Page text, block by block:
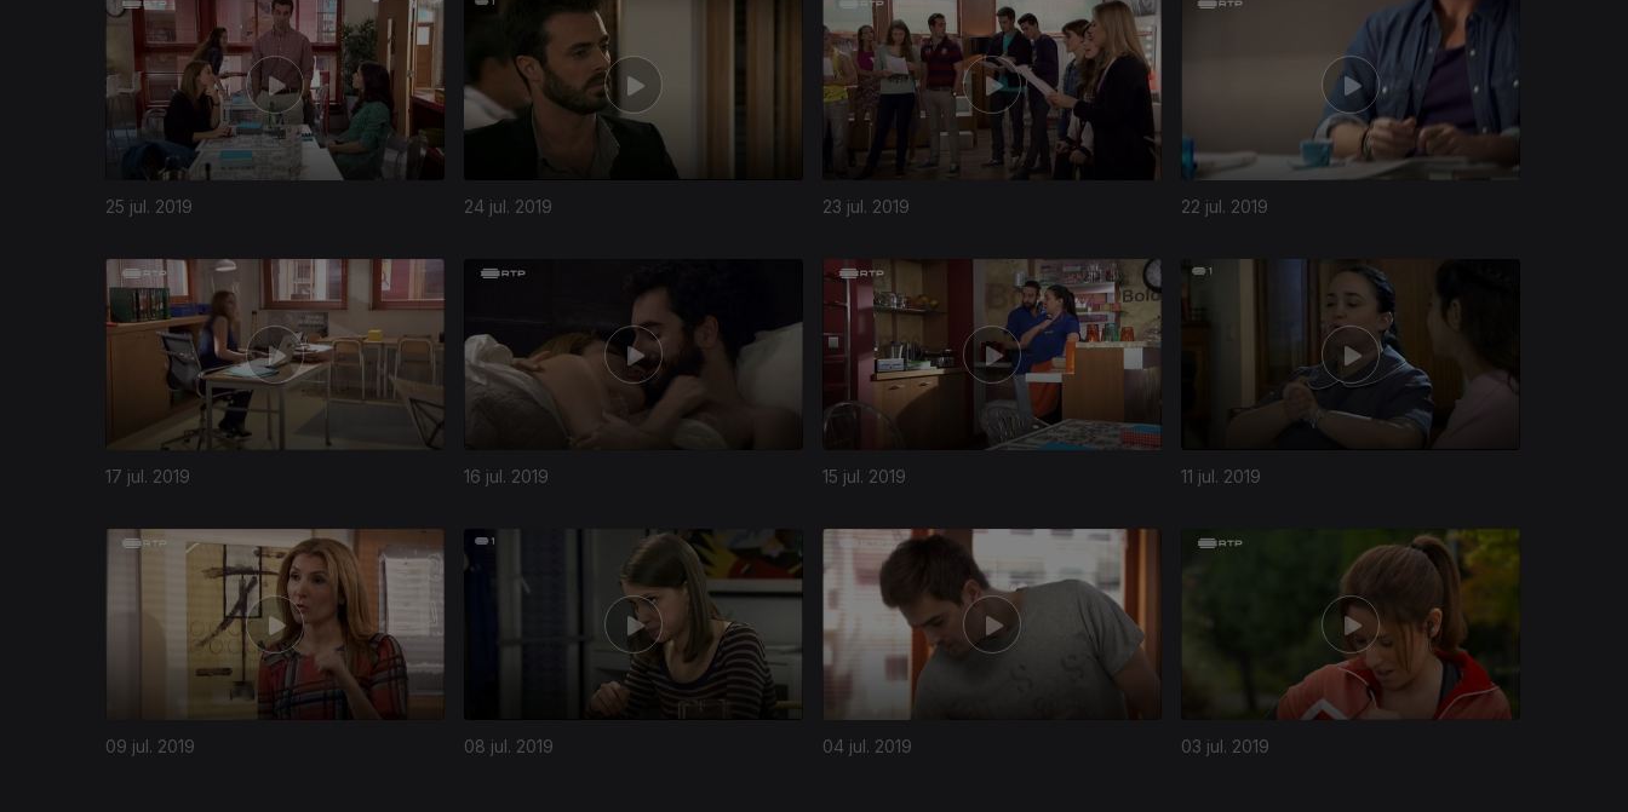
25 jul. 2019 24 jul. 2019 23 jul. 2019 22 jul. 2019
17 jul. 2019 16 jul. 2019 15 jul. 2019 11 jul. 2019
09 jul. 2019 08 jul. 2019 04 jul. 2019 03 jul. 2019
416235